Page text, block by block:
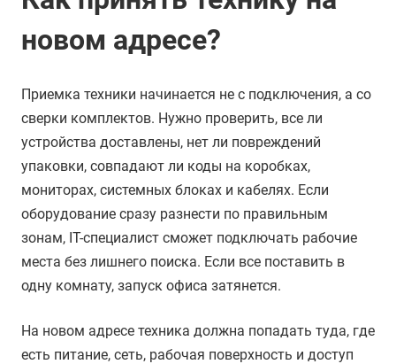
новом адресе?
Приемка техники начинается не с подключения, а со
сверки комплектов. Нужно проверить, все ли
устройства доставлены, нет ли повреждений
упаковки, совпадают ли коды на коробках,
мониторах, системных блоках и кабелях. Если
оборудование сразу разнести по правильным
зонам, IT-специалист сможет подключать рабочие
места без лишнего поиска. Если все поставить в
одну комнату, запуск офиса затянется.
На новом адресе техника должна попадать туда, где
есть питание, сеть, рабочая поверхность и доступ